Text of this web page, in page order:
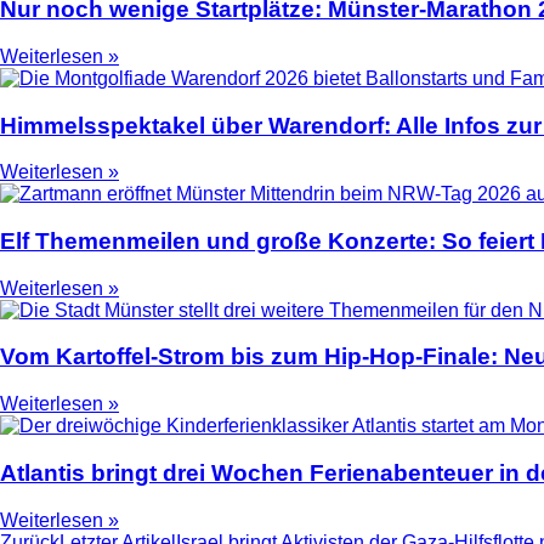
Nur noch wenige Startplätze: Münster-Marathon
Weiterlesen »
Himmelsspektakel über Warendorf: Alle Infos
Weiterlesen »
Elf Themenmeilen und große Konzerte: So feiert
Weiterlesen »
Vom Kartoffel-Strom bis zum Hip-Hop-Finale:
Weiterlesen »
Atlantis bringt drei Wochen Ferienabenteuer in
Weiterlesen »